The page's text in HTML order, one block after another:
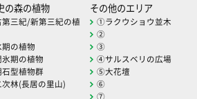
の森の植物
第三紀/新第三紀の植
期の植物
氷期の植物
石型植物群
次林(長居の里山)
その他のエリア
①ラクウショウ並木
②
③
④サルスベリの広場
⑤大花壇
⑥
⑦